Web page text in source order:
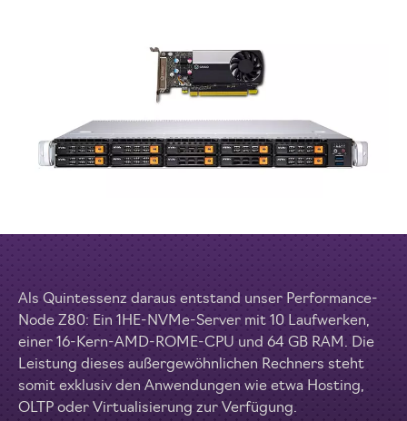
Als Quintessenz daraus entstand unser Performance-
Node Z80: Ein 1HE-NVMe-Server mit 10 Laufwerken,
einer 16-Kern-AMD-ROME-CPU und 64 GB RAM. Die
Leistung dieses außergewöhnlichen Rechners steht
somit exklusiv den Anwendungen wie etwa Hosting,
OLTP oder Virtualisierung zur Verfügung.